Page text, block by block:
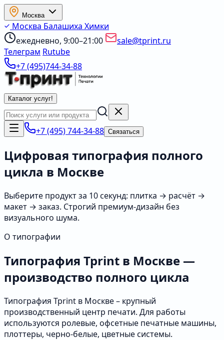
Москва
Москва Балашиха Химки
ежедневно, 9:00–21:00
sale@tprint.ru
Телеграм Rutube
+7 (495)744-34-88
Каталог услуг!
+7 (495) 744-34-88 Связаться
Цифровая типография полного
цикла в Москве
Выберите продукт за 10 секунд: плитка → расчёт →
макет → заказ. Строгий премиум‑дизайн без
визуального шума.
О типографии
Типография Tprint в Москве —
производство полного цикла
Типография Tprint в Москве – крупный
производственный центр печати. Для работы
используются ролевые, офсетные печатные машины,
плоттеры, черно-белые, цветные системы.